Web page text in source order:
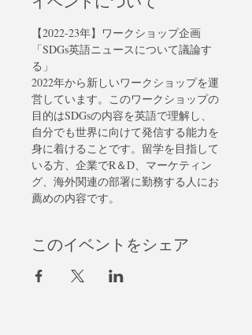
【2022-23年】ワークショップ企画
「SDGs英語ニュースについて議論す
る」
2022年から新しいワークショップを運
営しています。このワークショップの
目的はSDGsの内容を英語で理解し、
自分でも世界に向けて発信する能力を
身に着けることです。留学を目指して
いる方、企業でR＆D、マーケティン
グ、海外関連の部署に勤務する人にお
薦めの内容です。
このイベントをシェア